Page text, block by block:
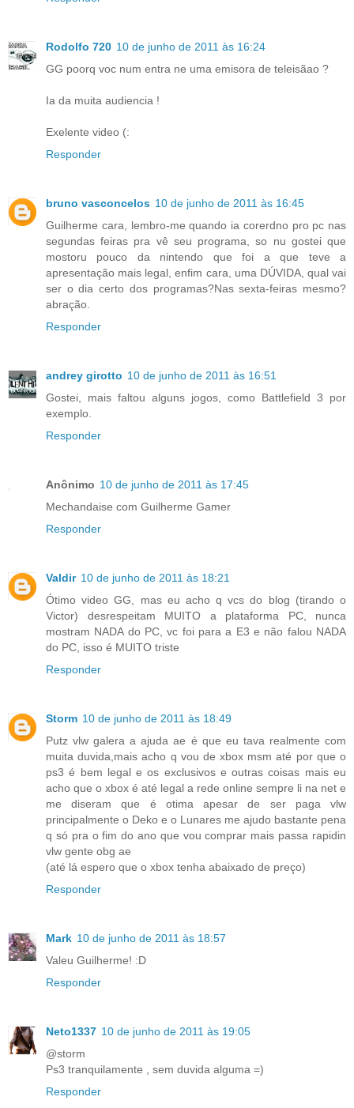
Rodolfo 720 10 de junho de 2011 às 16:24
GG poorq voc num entra ne uma emisora de teleisãao ?
Ia da muita audiencia !
Exelente video (:
Responder
bruno vasconcelos 10 de junho de 2011 às 16:45
Guilherme cara, lembro-me quando ia corerdno pro pc nas
segundas feiras pra vê seu programa, so nu gostei que
mostoru pouco da nintendo que foi a que teve a
apresentação mais legal, enfim cara, uma DÚVIDA, qual vai
ser o dia certo dos programas?Nas sexta-feiras mesmo?
abração.
Responder
andrey girotto 10 de junho de 2011 às 16:51
Gostei, mais faltou alguns jogos, como Battlefield 3 por
exemplo.
Responder
Anônimo 10 de junho de 2011 às 17:45
Mechandaise com Guilherme Gamer
Responder
Valdir 10 de junho de 2011 às 18:21
Ótimo video GG, mas eu acho q vcs do blog (tirando o
Victor) desrespeitam MUITO a plataforma PC, nunca
mostram NADA do PC, vc foi para a E3 e não falou NADA
do PC, isso é MUITO triste
Responder
Storm 10 de junho de 2011 às 18:49
Putz vlw galera a ajuda ae é que eu tava realmente com
muita duvida,mais acho q vou de xbox msm até por que o
ps3 é bem legal e os exclusivos e outras coisas mais eu
acho que o xbox é até legal a rede online sempre li na net e
me diseram que é otima apesar de ser paga vlw
principalmente o Deko e o Lunares me ajudo bastante pena
q só pra o fim do ano que vou comprar mais passa rapidin
vlw gente obg ae
(até lá espero que o xbox tenha abaixado de preço)
Responder
Mark 10 de junho de 2011 às 18:57
Valeu Guilherme! :D
Responder
Neto1337 10 de junho de 2011 às 19:05
@storm
Ps3 tranquilamente , sem duvida alguma =)
Responder